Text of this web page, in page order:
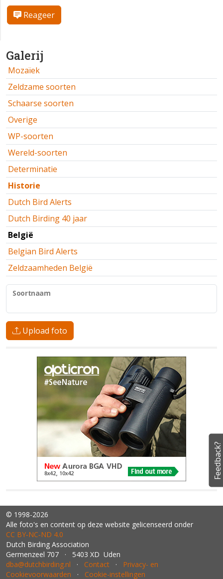
Galerij
Mozaïek
Zeldzame soorten
Schaarse soorten
Overige
WP-soorten
Wereld-soorten
Determinatie
Historie
Dutch Bird Alerts
Dutch Birding 40 jaar
België
Belgian Bird Alerts
Zeldzaamheden België
Soortnaam
Upload foto
Reageer
© 1998-2026
Alle foto's en content op deze website gelicenseerd onder
CC BY‑NC‑ND 4.0
Dutch Birding Association
Germenzeel 707 · 5403 XD Uden
dba@dutchbirding.nl · Contact · Privacy- en
Cookievoorwaarden · Cookie-instellingen
Feedback?